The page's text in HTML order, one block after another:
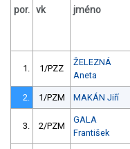
por. vk jméno
1. 1/PZZ
ŽELEZNÁ
Aneta
2. 1/PZM MAKÁN Jiří
3. 2/PZM
GALA
František